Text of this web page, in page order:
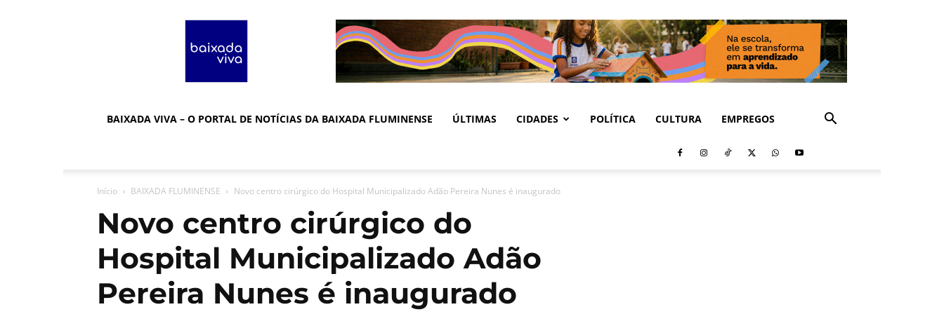
Viva
BAIXADA VIVA – O PORTAL DE NOTÍCIAS DA BAIXADA FLUMINENSE ÚLTIMAS CIDADES POLÍTICA CULTURA EMPREGOS
Início BAIXADA FLUMINENSE Novo centro cirúrgico do Hospital Municipalizado Adão Pereira Nunes é inaugurado
Novo centro cirúrgico do
Hospital Municipalizado Adão
Pereira Nunes é inaugurado